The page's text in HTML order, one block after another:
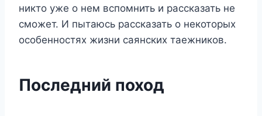
никто уже о нем вспомнить и рассказать не
сможет. И пытаюсь рассказать о некоторых
особенностях жизни саянских таежников.
Последний поход